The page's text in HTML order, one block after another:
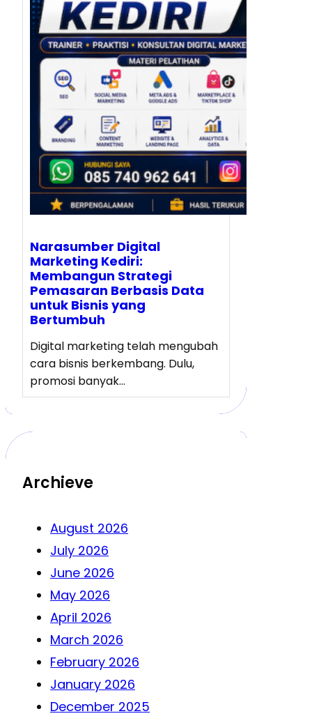
Narasumber Digital
Marketing Kediri:
Membangun Strategi
Pemasaran Berbasis Data
untuk Bisnis yang
Bertumbuh
Digital marketing telah mengubah
cara bisnis berkembang. Dulu,
promosi banyak…
Archieve
August 2026
July 2026
June 2026
May 2026
April 2026
March 2026
February 2026
January 2026
December 2025